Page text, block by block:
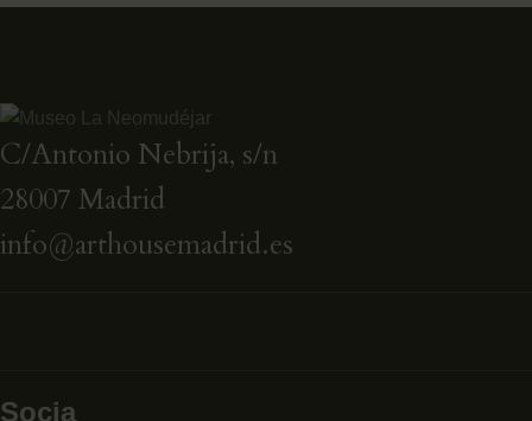
C/Antonio Nebrija, s/n
28007 Madrid
info@arthousemadrid.es
Socia